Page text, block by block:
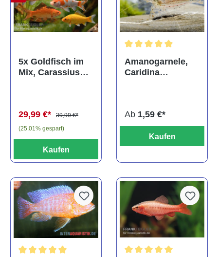
5x Goldfisch im
Mix, Carassius
29,99 €*
39,99 €*
(25.01% gespart)
Kaufen
Amanogarnele,
Caridina
Ab 1,59 €*
Kaufen